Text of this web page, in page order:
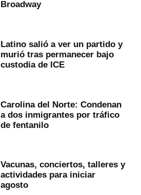
Broadway
Latino salió a ver un partido y
murió tras permanecer bajo
custodia de ICE
Carolina del Norte: Condenan
a dos inmigrantes por tráfico
de fentanilo
Vacunas, conciertos, talleres y
actividades para iniciar
agosto